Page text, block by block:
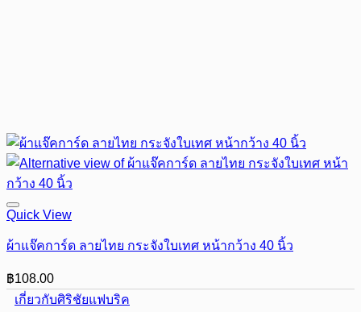
Quick View
ผ้าแจ๊คการ์ด ลายไทย กระจังใบเทศ หน้ากว้าง 40 นิ้ว
฿108.00
เกี่ยวกับศิริชัยแฟบริค